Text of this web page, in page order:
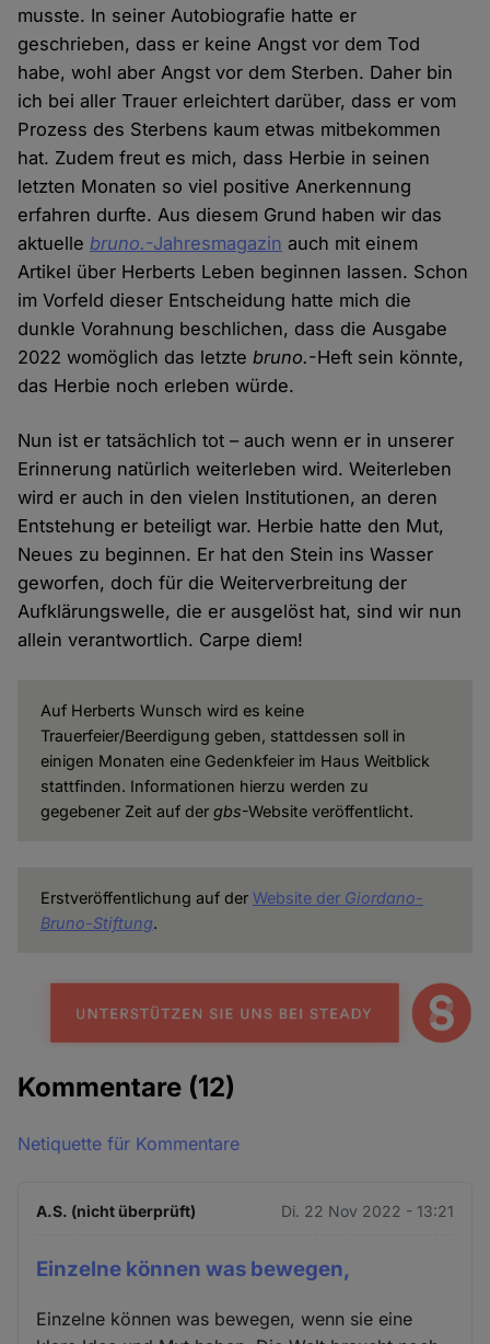
musste. In seiner Autobiografie hatte er
geschrieben, dass er keine Angst vor dem Tod
habe, wohl aber Angst vor dem Sterben. Daher bin
ich bei aller Trauer erleichtert darüber, dass er vom
Prozess des Sterbens kaum etwas mitbekommen
hat. Zudem freut es mich, dass Herbie in seinen
letzten Monaten so viel positive Anerkennung
erfahren durfte. Aus diesem Grund haben wir das
aktuellebruno.-Jahresmagazin auch mit einem
Artikel über Herberts Leben beginnen lassen. Schon
im Vorfeld dieser Entscheidung hatte mich die
dunkle Vorahnung beschlichen, dass die Ausgabe
2022 womöglich das letztebruno.-Heft sein könnte,
das Herbie noch erleben würde.
Nun ist er tatsächlich tot – auch wenn er in unserer
Erinnerung natürlich weiterleben wird. Weiterleben
wird er auch in den vielen Institutionen, an deren
Entstehung er beteiligt war. Herbie hatte den Mut,
Neues zu beginnen. Er hat den Stein ins Wasser
geworfen, doch für die Weiterverbreitung der
Aufklärungswelle, die er ausgelöst hat, sind wir nun
allein verantwortlich. Carpe diem!
Auf Herberts Wunsch wird es keine
Trauerfeier/Beerdigung geben, stattdessen soll in
einigen Monaten eine Gedenkfeier im Haus Weitblick
stattfinden. Informationen hierzu werden zu
gegebener Zeit auf der gbs-Website veröffentlicht.
Erstveröffentlichung auf der Website der Giordano-
Bruno-Stiftung.
Kommentare (12)
Netiquette für Kommentare
A.S. (nicht überprüft) Di. 22 Nov 2022 - 13:21
Einzelne können was bewegen,
Einzelne können was bewegen, wenn sie eine